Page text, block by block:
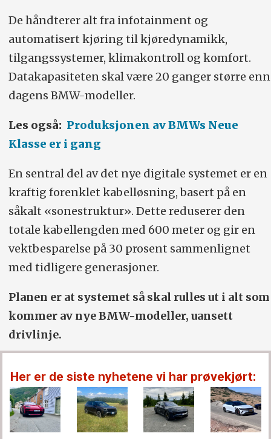
De håndterer alt fra infotainment og
automatisert kjøring til kjøredynamikk,
tilgangssystemer, klimakontroll og komfort.
Datakapasiteten skal være 20 ganger større enn
dagens BMW-modeller.
Les også: Produksjonen av BMWs Neue
Klasse er i gang
En sentral del av det nye digitale systemet er en
kraftig forenklet kabelløsning, basert på en
såkalt «sonestruktur». Dette reduserer den
totale kabellengden med 600 meter og gir en
vektbesparelse på 30 prosent sammenlignet
med tidligere generasjoner.
Planen er at systemet så skal rulles ut i alt som
kommer av nye BMW-modeller, uansett
drivlinje.
Her er de siste nyhetene vi har prøvekjørt: